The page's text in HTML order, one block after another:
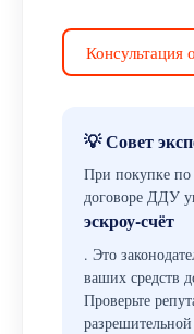
Консультация
💡 Совет
При покупке по
договоре ДДУ
эскроу-счёт
. Это
ваших средств
Проверьте